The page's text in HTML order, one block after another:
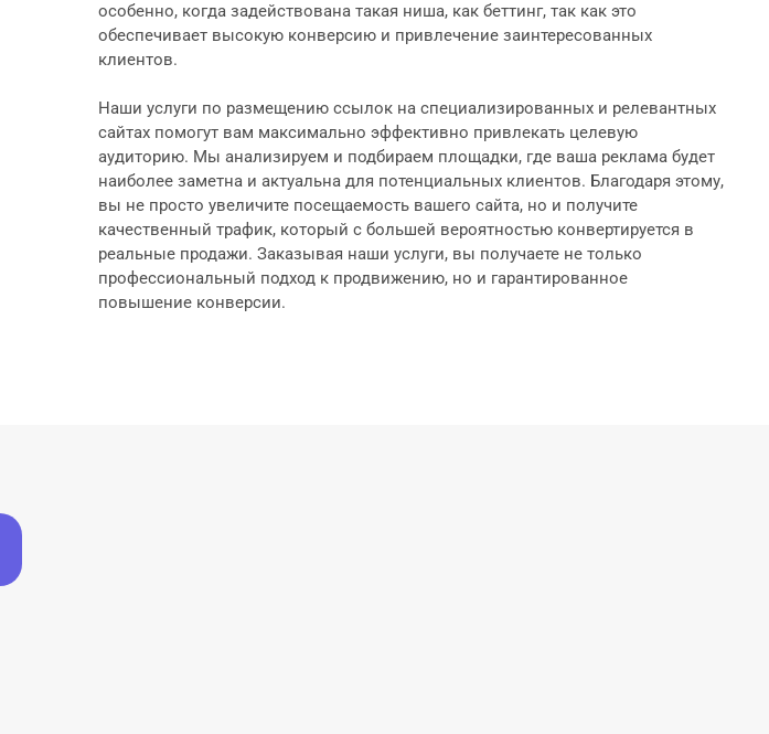
особенно, когда задействована такая ниша, как беттинг, так как это
обеспечивает высокую конверсию и привлечение заинтересованных
клиентов.
Наши услуги по размещению ссылок на специализированных и релевантных
сайтах помогут вам максимально эффективно привлекать целевую
аудиторию. Мы анализируем и подбираем площадки, где ваша реклама будет
наиболее заметна и актуальна для потенциальных клиентов. Благодаря этому,
вы не просто увеличите посещаемость вашего сайта, но и получите
качественный трафик, который с большей вероятностью конвертируется в
реальные продажи. Заказывая наши услуги, вы получаете не только
профессиональный подход к продвижению, но и гарантированное
повышение конверсии.